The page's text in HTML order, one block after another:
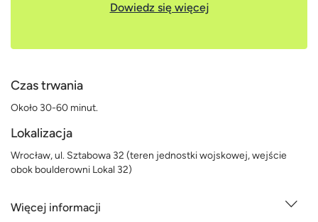
Dowiedz się więcej
Czas trwania
Około 30-60 minut.
Lokalizacja
Wrocław, ul. Sztabowa 32 (teren jednostki wojskowej, wejście
obok boulderowni Lokal 32)
Więcej informacji